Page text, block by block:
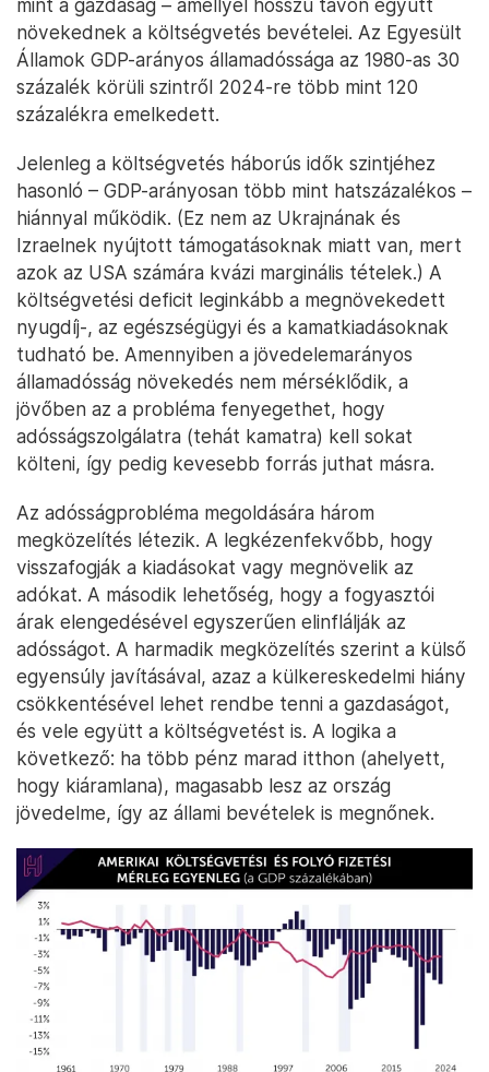
mint a gazdaság – amellyel hosszú távon együtt
növekednek a költségvetés bevételei. Az Egyesült
Államok GDP-arányos államadóssága az 1980-as 30
százalék körüli szintről 2024-re több mint 120
százalékra emelkedett.
Jelenleg a költségvetés háborús idők szintjéhez
hasonló – GDP-arányosan több mint hatszázalékos –
hiánnyal működik. (Ez nem az Ukrajnának és
Izraelnek nyújtott támogatásoknak miatt van, mert
azok az USA számára kvázi marginális tételek.) A
költségvetési deficit leginkább a megnövekedett
nyugdíj-, az egészségügyi és a kamatkiadásoknak
tudható be. Amennyiben a jövedelemarányos
államadósság növekedés nem mérséklődik, a
jövőben az a probléma fenyegethet, hogy
adósságszolgálatra (tehát kamatra) kell sokat
költeni, így pedig kevesebb forrás juthat másra.
Az adósságprobléma megoldására három
megközelítés létezik. A legkézenfekvőbb, hogy
visszafogják a kiadásokat vagy megnövelik az
adókat. A második lehetőség, hogy a fogyasztói
árak elengedésével egyszerűen elinflálják az
adósságot. A harmadik megközelítés szerint a külső
egyensúly javításával, azaz a külkereskedelmi hiány
csökkentésével lehet rendbe tenni a gazdaságot,
és vele együtt a költségvetést is. A logika a
következő: ha több pénz marad itthon (ahelyett,
hogy kiáramlana), magasabb lesz az ország
jövedelme, így az állami bevételek is megnőnek.